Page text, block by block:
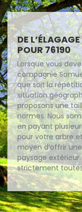
DE
POUR 76190
Lorsque vous
compagnie
que soit la
situation
proposons une
normes. Nous
en payant
pour votre arbre
moyen d’offrir
paysage
strictement